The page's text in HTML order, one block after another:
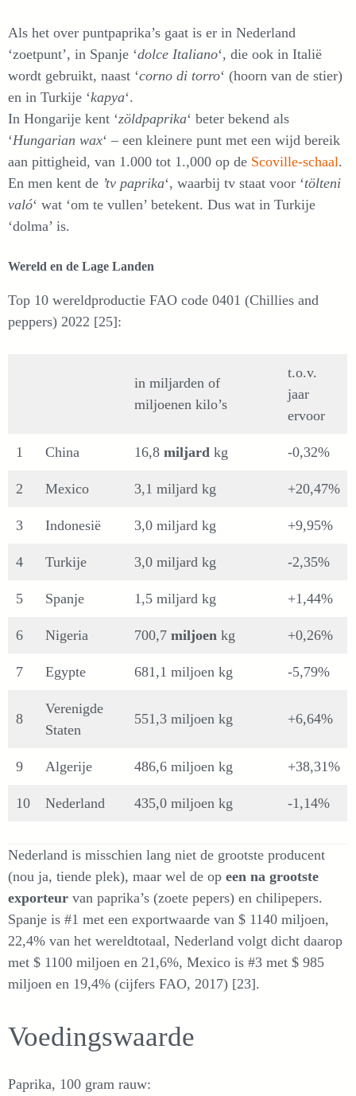
Als het over puntpaprika’s gaat is er in Nederland
‘zoetpunt’, in Spanje ‘dolce Italiano‘, die ook in Italië
wordt gebruikt, naast ‘corno di torro‘ (hoorn van de stier)
en in Turkije ‘kapya‘.
In Hongarije kent ‘zöldpaprika‘ beter bekend als
‘Hungarian wax‘ – een kleinere punt met een wijd bereik
aan pittigheid, van 1.000 tot 1.,000 op de Scoville-schaal.
En men kent de ’tv paprika‘, waarbij tv staat voor ‘tölteni
való‘ wat ‘om te vullen’ betekent. Dus wat in Turkije
‘dolma’ is.
Wereld en de Lage Landen
Top 10 wereldproductie FAO code 0401 (Chillies and
peppers) 2022 [25]:
in miljarden of
miljoenen kilo’s
t.o.v.
jaar
ervoor
1 China 16,8 miljard kg -0,32%
2 Mexico 3,1 miljard kg +20,47%
3 Indonesië 3,0 miljard kg +9,95%
4 Turkije 3,0 miljard kg -2,35%
5 Spanje 1,5 miljard kg +1,44%
6 Nigeria 700,7 miljoen kg +0,26%
7 Egypte 681,1 miljoen kg -5,79%
8
Verenigde
Staten
551,3 miljoen kg +6,64%
9 Algerije 486,6 miljoen kg +38,31%
10 Nederland 435,0 miljoen kg -1,14%
Nederland is misschien lang niet de grootste producent
(nou ja, tiende plek), maar wel de op een na grootste
exporteur van paprika’s (zoete pepers) en chilipepers.
Spanje is #1 met een exportwaarde van $ 1140 miljoen,
22,4% van het wereldtotaal, Nederland volgt dicht daarop
met $ 1100 miljoen en 21,6%, Mexico is #3 met $ 985
miljoen en 19,4% (cijfers FAO, 2017) [23].
Voedingswaarde
Paprika, 100 gram rauw: